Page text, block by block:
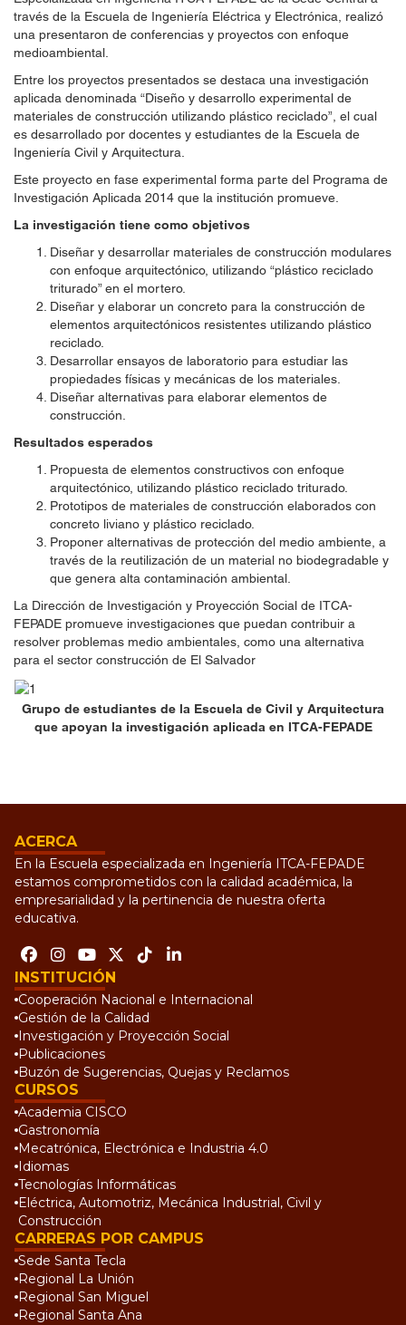
través de la Escuela de Ingeniería Eléctrica y Electrónica, realizó
una presentaron de conferencias y proyectos con enfoque
medioambiental.
Entre los proyectos presentados se destaca una investigación
aplicada denominada “Diseño y desarrollo experimental de
materiales de construcción utilizando plástico reciclado”, el cual
es desarrollado por docentes y estudiantes de la Escuela de
Ingeniería Civil y Arquitectura.
Este proyecto en fase experimental forma parte del Programa de
Investigación Aplicada 2014 que la institución promueve.
La investigación tiene como objetivos
Diseñar y desarrollar materiales de construcción modulares
con enfoque arquitectónico, utilizando “plástico reciclado
triturado” en el mortero.
Diseñar y elaborar un concreto para la construcción de
elementos arquitectónicos resistentes utilizando plástico
reciclado.
Desarrollar ensayos de laboratorio para estudiar las
propiedades físicas y mecánicas de los materiales.
Diseñar alternativas para elaborar elementos de
construcción.
Resultados esperados
Propuesta de elementos constructivos con enfoque
arquitectónico, utilizando plástico reciclado triturado.
Prototipos de materiales de construcción elaborados con
concreto liviano y plástico reciclado.
Proponer alternativas de protección del medio ambiente, a
través de la reutilización de un material no biodegradable y
que genera alta contaminación ambiental.
La Dirección de Investigación y Proyección Social de ITCA-
FEPADE promueve investigaciones que puedan contribuir a
resolver problemas medio ambientales, como una alternativa
para el sector construcción de El Salvador
Grupo de estudiantes de la Escuela de Civil y Arquitectura
que apoyan la investigación aplicada en ITCA-FEPADE
ACERCA
En la Escuela especializada en Ingeniería ITCA-FEPADE
estamos comprometidos con la calidad académica, la
empresarialidad y la pertinencia de nuestra oferta
educativa.
INSTITUCIÓN
Cooperación Nacional e Internacional
Gestión de la Calidad
Investigación y Proyección Social
Publicaciones
Buzón de Sugerencias, Quejas y Reclamos
CURSOS
Academia CISCO
Gastronomía
Mecatrónica, Electrónica e Industria 4.0
Idiomas
Tecnologías Informáticas
Eléctrica, Automotriz, Mecánica Industrial, Civil y
Construcción
CARRERAS POR CAMPUS
Sede Santa Tecla
Regional La Unión
Regional San Miguel
Regional Santa Ana